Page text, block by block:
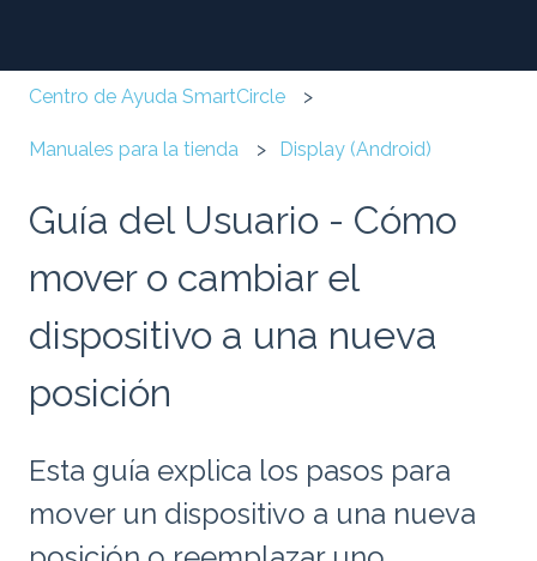
Centro de Ayuda SmartCircle
Manuales para la tienda Display (Android)
Guía del Usuario - Cómo
mover o cambiar el
dispositivo a una nueva
posición
Esta guía explica los pasos para
mover un dispositivo a una nueva